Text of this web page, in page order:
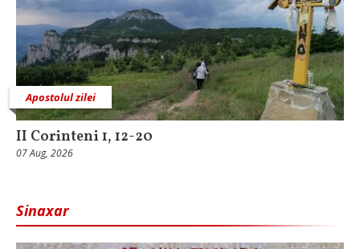
Apostolul zilei
II Corinteni 1, 12-20
07 Aug, 2026
Sinaxar